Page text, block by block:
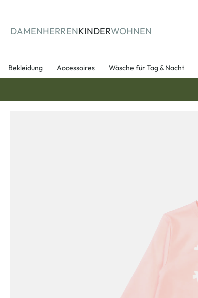
DAMENHERRENKINDERWOHNEN
Bekleidung Accessoires Wäsche für Tag & Nacht